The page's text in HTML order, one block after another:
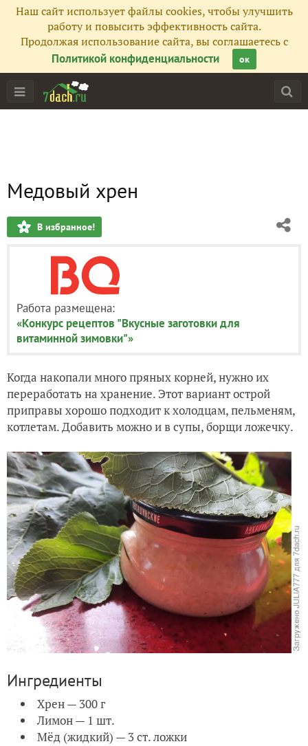
Наш сайт использует файлы cookies, чтобы улучшить
работу и повысить эффективность сайта.
Продолжая использование сайта, вы соглашаетесь с
Политикой конфиденциальности
ок
Медовый хрен
В избранное!
Работа размещена:
«Конкурс рецептов "Вкусные заготовки для
витаминной зимовки"»
Когда накопали много пряных корней, нужно их
переработать на хранение. Этот вариант острой
приправы хорошо подходит к холодцам, пельменям,
котлетам. Добавить можно и в супы, борщи ложечку.
Ингредиенты
Хрен — 300 г
Лимон — 1 шт.
Мёд (жидкий) — 3 ст. ложки